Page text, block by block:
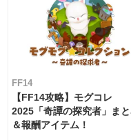
FF14
【FF14攻略】モグコレ
2025「奇譚の探究者」ま
＆報酬アイテム！